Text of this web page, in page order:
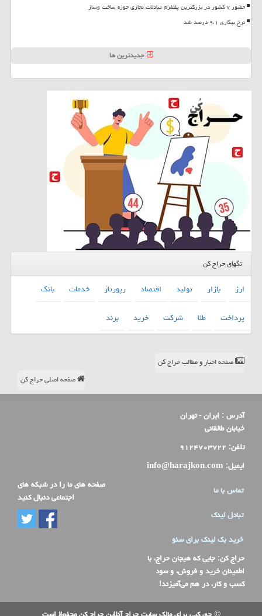
حضور ۷ کشور در بزرگترین پلتفرم تبادلات تجاری حوزه ساخت وساز
نرخ بیکاری ۹،۱ درصد شد
جدیدترین ها
تگهای حراج کن
ارز بازار تولید اقتصاد رپورتاژ خدمات
بانك
پرداخت
طلا شركت خرید برند
صفحه اخبار و مطالب حراج کن
صفحه اصلی حراج کن
آدرس : ایران - تهران
خیابان طالقانی
تلفن: ۹۱۲۴۷۰۳۷۲۲
ایمیل: info@harajkon.com
تماس با ما
تبادل لینک
خرید بک لینک برای سئو
حراج کن: جایی که هیجان حراج، با
اطمینان خرید و فروش، و سود
کسب و کار، در هم می‌آمیزند!
صفحه های ما را در شبکه های
اجتماعی دنبال کنید